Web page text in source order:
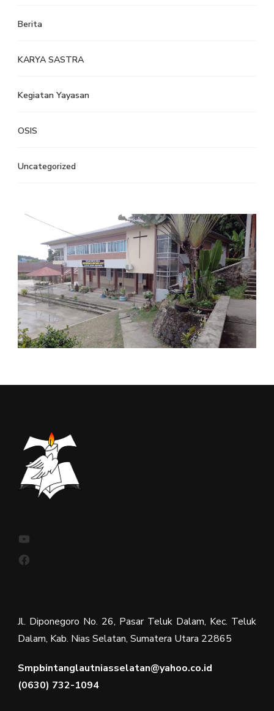
Berita
KARYA SASTRA
Kegiatan Yayasan
OSIS
Uncategorized
Jl. Diponegoro No. 26, Pasar Teluk Dalam, Kec. Teluk
Dalam, Kab. Nias Selatan, Sumatera Utara 22865
Smpbintanglautniasselatan@yahoo.co.id
(0630) 732-1094